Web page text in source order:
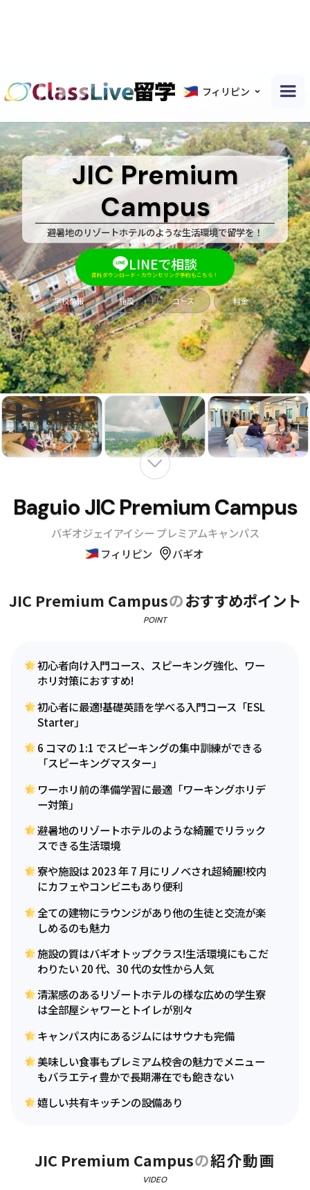
フィリピン
JIC Premium
Campus
避暑地のリゾートホテルのような生活環境で留学を！
LINEで相談
資料ダウンロード・カウンセリング予約もこちら！
学校情報 施設 コース 料金
Baguio JIC Premium Campus
バギオジェイアイシー プレミアムキャンパス
フィリピン
バギオ
JIC Premium Campusのおすすめポイント
POINT
初心者向け入門コース、スピーキング強化、ワー
ホリ対策におすすめ!
初心者に最適!基礎英語を学べる入門コース「ESL
Starter」
6 コマの 1:1 でスピーキングの集中訓練ができる
「スピーキングマスター」
ワーホリ前の準備学習に最適「ワーキングホリデ
ー対策」
避暑地のリゾートホテルのような綺麗でリラック
スできる生活環境
寮や施設は 2023 年 7 月にリノベされ超綺麗!校内
にカフェやコンビニもあり便利
全ての建物にラウンジがあり他の生徒と交流が楽
しめるのも魅力
施設の質はバギオトップクラス!生活環境にもこだ
わりたい 20 代、30 代の女性から人気
清潔感のあるリゾートホテルの様な広めの学生寮
は全部屋シャワーとトイレが別々
キャンパス内にあるジムにはサウナも完備
美味しい食事もプレミアム校舎の魅力でメニュー
もバラエティ豊かで長期滞在でも飽きない
嬉しい共有キッチンの設備あり
JIC Premium Campusの紹介動画
VIDEO